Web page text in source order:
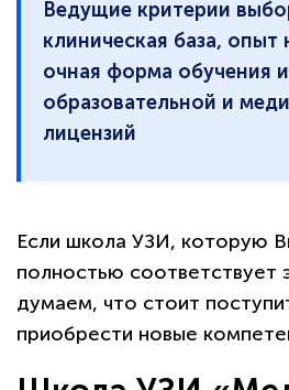
Ведущие критерии
клиническая база, опыт
очная форма обучения
образовательной и
лицензий
Если школа УЗИ, которую
полностью соответствует
думаем, что стоит
приобрести новые